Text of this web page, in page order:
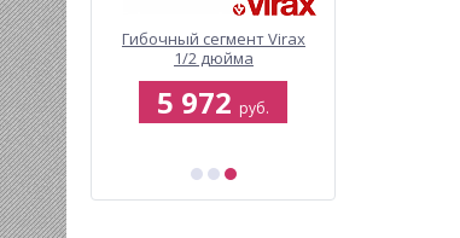
250
руб.
Гибочный сегмент Virax
1/2 дюйма
5 972 руб.